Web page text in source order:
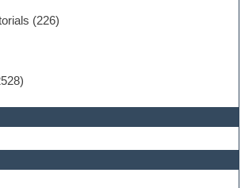
effects
packs
(226)